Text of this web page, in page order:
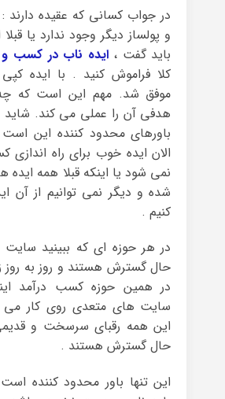
در جواب کسانی که عقیده دارند
و پولساز دیگر وجود ندارد یا
باید گفت ،ایده ناب در کسب و
کلا فراموش کنید . با ایده
موفق شد. مهم این است که
هدفی آن را عملی می کند. شاید
باورهای محدود کننده این
الان ایده خوب برای راه اندازی
نمی شود یا اینکه قبلا همه
شده و دیگر نمی توانیم از آن
کنیم .
در هر حوزه ای که ببینید
حال گسترش هستند و روز به روز
در همین حوزه کسب درآمد
سایت های متعدی روی کار می
این همه رقبای سرسخت و
حال گسترش هستند .
این تنها باور محدود کننده